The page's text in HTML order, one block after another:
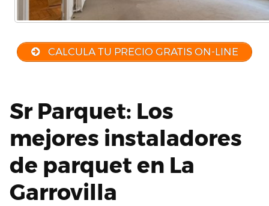
CALCULA TU PRECIO GRATIS ON-LINE
Sr Parquet: Los
mejores instaladores
de parquet en La
Garrovilla